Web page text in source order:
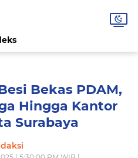
Bekas PDAM,
Hingga Kantor
Surabaya